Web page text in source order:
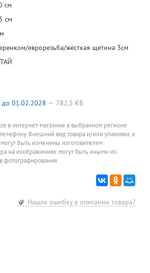
см
см
еврорезьба/жесткая щетина 3см
01.02.2028 782,5 КБ
в интернет-магазине в выбранном регионе
Внешний вид товара и/или упаковки, а
быть изменены изготовителем
на изображениях могут быть иными из-
фотографирования.
Нашли ошибку в описании товара?